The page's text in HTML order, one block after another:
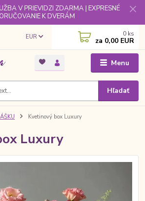
V PRIEVIDZI ZDARMA | EXPRESNÉ
K DVERÁM
Menu
EUR
Hľadať
0 ks
za 0,00 EUR
Kvetinový box Luxury
Luxury